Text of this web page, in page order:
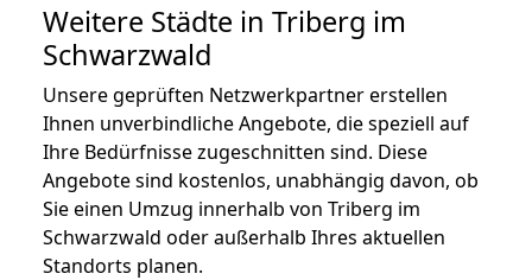
Weitere Städte in Triberg im
Schwarzwald
Unsere geprüften Netzwerkpartner erstellen
Ihnen unverbindliche Angebote, die speziell auf
Ihre Bedürfnisse zugeschnitten sind. Diese
Angebote sind kostenlos, unabhängig davon, ob
Sie einen Umzug innerhalb von Triberg im
Schwarzwald oder außerhalb Ihres aktuellen
Standorts planen.